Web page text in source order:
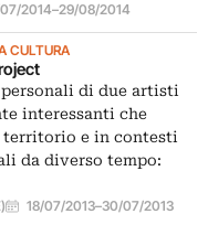
2014–29/08/2014
CULTURA
di due artisti
interessanti che
territorio e in contesti
da diverso tempo:
18/07/2013–30/07/2013